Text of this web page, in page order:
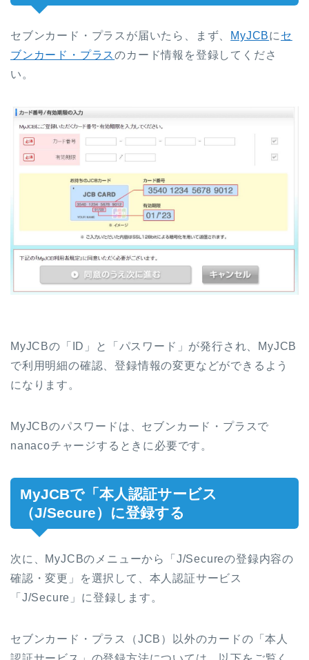
セブンカード・プラスが届いたら、まず、 MyJCBに セ
ブンカード・プラスのカード情報を登録してくださ
い。
MyJCBの「ID」と「パスワード」が発行され、MyJCB
で利用明細の確認、登録情報の変更などができるよう
になります。
MyJCBのパスワードは、セブンカード・プラスで
nanacoチャージするときに必要です。
MyJCBで「本人認証サービス
（J/Secure）に登録する
次に、MyJCBのメニューから「J/Secureの登録内容の
確認・変更」を選択して、本人認証サービス
「J/Secure」に登録します。
セブンカード・プラス（JCB）以外のカードの「本人